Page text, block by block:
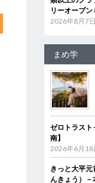
リーオープ
2026年8月7日
まめ学
ゼロトラス
南】
2026年6月18
きっと大平
んきょう）－